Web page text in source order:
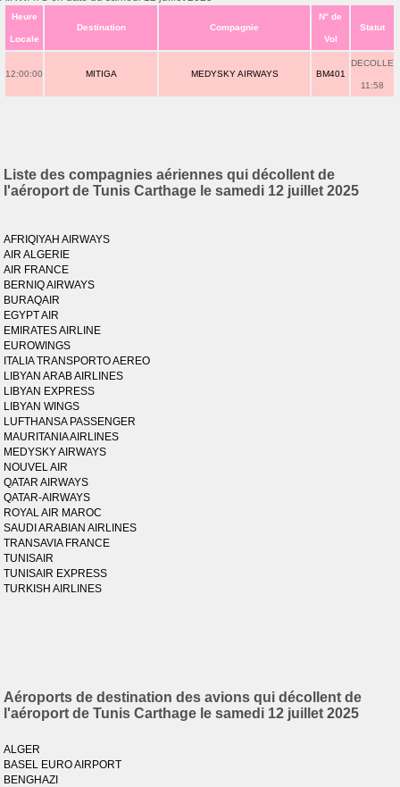
Heure
Locale
Destination Compagnie
N° de
Vol
Statut
12:00:00 MITIGA MEDYSKY AIRWAYS BM401
DECOLLE
11:58
Liste des compagnies aériennes qui décollent de
l'aéroport de Tunis Carthage le samedi 12 juillet 2025
AFRIQIYAH AIRWAYS
AIR ALGERIE
AIR FRANCE
BERNIQ AIRWAYS
BURAQAIR
EGYPT AIR
EMIRATES AIRLINE
EUROWINGS
ITALIA TRANSPORTO AEREO
LIBYAN ARAB AIRLINES
LIBYAN EXPRESS
LIBYAN WINGS
LUFTHANSA PASSENGER
MAURITANIA AIRLINES
MEDYSKY AIRWAYS
NOUVEL AIR
QATAR AIRWAYS
QATAR-AIRWAYS
ROYAL AIR MAROC
SAUDI ARABIAN AIRLINES
TRANSAVIA FRANCE
TUNISAIR
TUNISAIR EXPRESS
TURKISH AIRLINES
Aéroports de destination des avions qui décollent de
l'aéroport de Tunis Carthage le samedi 12 juillet 2025
ALGER
BASEL EURO AIRPORT
BENGHAZI